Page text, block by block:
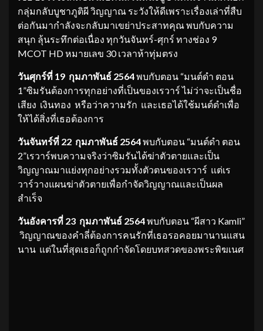
กลุ่มกลับบูชาภูติผี วิญญาณ ระวังให้ดีเพราะเรื่องเล่าที่สืบ
ต่อกันมากำลังจะกลับมาเขย่าประสาทคุณ พบกับความ
สนุก ลุ้นระทึกต่อเนื่อง ทุกวันจันทร์-ศุกร์ ทางช่อง 9
MCOT HD หมายเลข 30 เวลาห้าทุ่มตรง
วันศุกร์ที่ 19 กุมภาพันธ์ 2564พบกับตอน “มนต์ดำ ตอน
1”ซิมรันต้องการทุกอย่างที่เป็นของเรวาร์ ไม่ว่าจะเป็นชื่อ
เสียง เงินทอง หรือว่าความรัก และเธอได้ใช้มนต์ดำเพื่อ
ให้ได้สิ่งที่เธอต้องการ
วันจันทร์ที่ 22 กุมภาพันธ์ 2564พบกับตอน “มนต์ดำ ตอน
2”เรวาร์พบความจริงว่าซิมรันได้ฆ่าตัวตายและเป็น
วิญญาณมาแย่งทุกอย่างรวมทั้งตัวตนของเรวาร์ แต่เร
วาร์วางแผนฆ่าตัวตายเพื่อกำจัดวิญญาณและเป็นผล
สำเร็จ
วันอังคารที่ 23 กุมภาพันธ์ 2564พบกับตอน “ผีสาว Kamli”
วิญญาณของคำลี่ต้องการคนรักที่เธอรอคอยมานานแสน
นาน แต่ในที่สุดเธอก็ถูกกำจัดโดยบทสวดของพระพิฆเนศ